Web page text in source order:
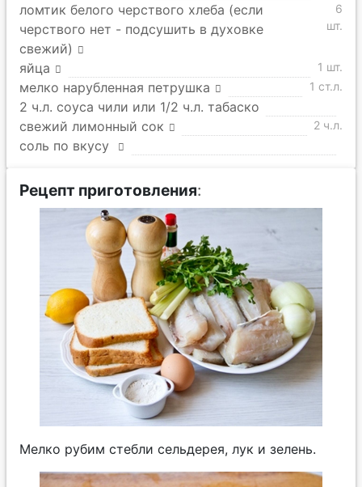
ломтик белого черствого хлеба (если
черствого нет - подсушить в духовке
свежий)
6
шт.
яйца 1 шт.
мелко нарубленная петрушка 1 ст.л.
2 ч.л. соуса чили или 1/2 ч.л. табаско
свежий лимонный сок
2 ч.л.
соль по вкусу
Рецепт приготовления:
Мелко рубим стебли сельдерея, лук и зелень.